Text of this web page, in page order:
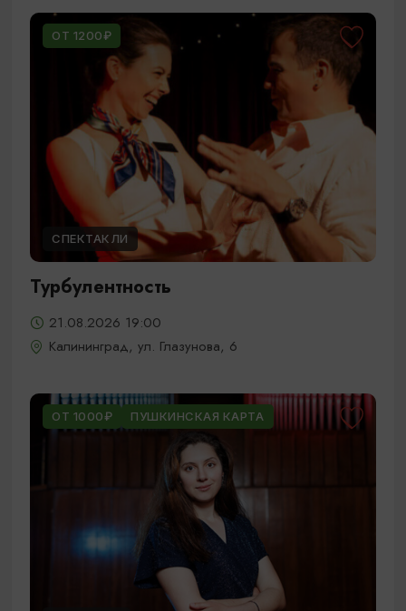
ОТ 1200₽
СПЕКТАКЛИ
Турбулентность
21.08.2026 19:00
Калининград, ул. Глазунова, 6
ОТ 1000₽ ПУШКИНСКАЯ КАРТА